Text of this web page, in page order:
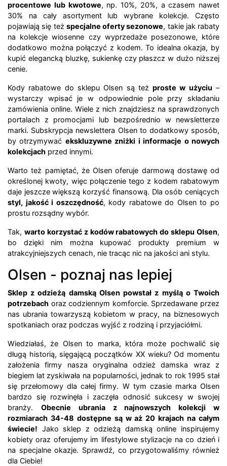
procentowe lub kwotowe, np. 10%, 20%, a czasem nawet
30% na cały asortyment lub wybrane kolekcje. Często
pojawiają się też specjalne oferty sezonowe, takie jak rabaty
na kolekcje wiosenne czy wyprzedaże posezonowe, które
dodatkowo można połączyć z kodem. To idealna okazja, by
kupić elegancką bluzkę, sukienkę czy płaszcz w dużo niższej
cenie.
Kody rabatowe do sklepu Olsen są teżproste w użyciu –
wystarczy wpisać je w odpowiednie pole przy składaniu
zamówienia online. Wiele z nich znajdziesz na sprawdzonych
portalach z promocjami lub bezpośrednio w newsletterze
marki. Subskrypcja newslettera Olsen to dodatkowy sposób,
by otrzymywać ekskluzywne zniżki i informacje o nowych
kolekcjach przed innymi.
Warto też pamiętać, że Olsen oferuje darmową dostawę od
określonej kwoty, więc połączenie tego z kodem rabatowym
daje jeszcze większą korzyść finansową. Dla osób ceniących
styl, jakość i oszczędność, kody rabatowe do Olsen to po
prostu rozsądny wybór.
Tak, warto korzystać z kodów rabatowych do sklepu Olsen,
bo dzięki nim można kupować produkty premium w
atrakcyjniejszych cenach, nie tracąc nic na jakości ani stylu.
Olsen - poznaj nas lepiej
Sklep z odzieżą damską Olsen powstał z myślą o Twoich
potrzebach oraz codziennym komforcie. Sprzedawane przez
nas ubrania towarzyszą kobietom w pracy, na biznesowych
spotkaniach oraz podczas wyjść z rodziną i przyjaciółmi.
Wiedziałaś, że Olsen to marka, która może pochwalić się
długą historią, sięgającą początków XX wieku? Od momentu
założenia firmy nasza oryginalna odzież damska wraz z
biegiem lat zyskiwała na popularności, jednak to rok 1995 stał
się przełomowy dla całej firmy. W tym czasie marka Olsen
bardzo się rozwinęła i zaczęła odnosić sukcesy w swojej
branży. Obecnie ubrania z najnowszych kolekcji w
rozmiarach 34-48 dostępne są w aż 20 krajach na całym
świecie! Jako sklep z odzieżą damską online inspirujemy
kobiety oraz oferujemy im lifestylowe stylizacje na co dzień i
na specjalne okazje. Sprawdź, co przygotowaliśmy również
dla Ciebie!